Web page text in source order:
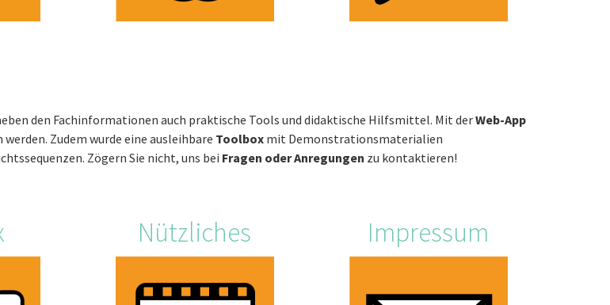
den Fachinformationen auch praktische Tools und didaktische Hilfsmittel. Mit derWeb-App
Zudem wurde eine ausleihbare Toolbox mit Demonstrationsmaterialien
Zögern Sie nicht, uns bei Fragen oder Anregungen zu kontaktieren!
Nützliches Impressum